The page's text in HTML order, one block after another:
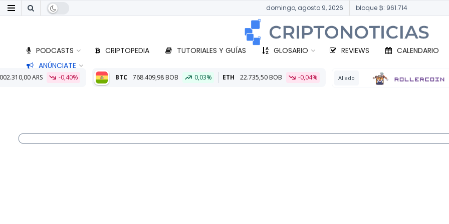
domingo, agosto 9, 2026 bloque ₿: 961.714
PODCASTS CRIPTOPEDIA TUTORIALES Y GUÍAS GLOSARIO REVIEWS CALENDARIO
ANÚNCIATE
-0,40% BTC 768.409,98 BOB 0,03% ETH 22.735,50 BOB -0,04% Aliado BTC